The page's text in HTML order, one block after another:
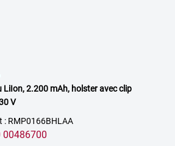
LiIon, 2.200 mAh, holster avec clip
V
: RMP0166BHLAA
00486700